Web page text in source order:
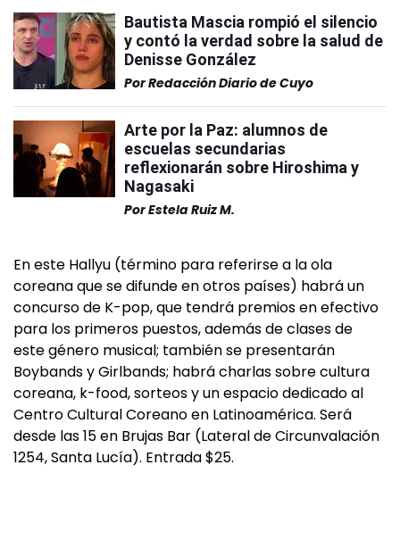
Bautista Mascia rompió el silencio
y contó la verdad sobre la salud de
Denisse González
PorRedacción Diario de Cuyo
Arte por la Paz: alumnos de
escuelas secundarias
reflexionarán sobre Hiroshima y
Nagasaki
PorEstela Ruiz M.
En este Hallyu (término para referirse a la ola
coreana que se difunde en otros países) habrá un
concurso de K-pop, que tendrá premios en efectivo
para los primeros puestos, además de clases de
este género musical; también se presentarán
Boybands y Girlbands; habrá charlas sobre cultura
coreana, k-food, sorteos y un espacio dedicado al
Centro Cultural Coreano en Latinoamérica. Será
desde las 15 en Brujas Bar (Lateral de Circunvalación
1254, Santa Lucía). Entrada $25.